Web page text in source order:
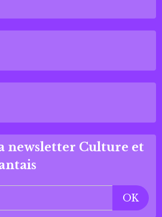
newsletter Culture et
OK